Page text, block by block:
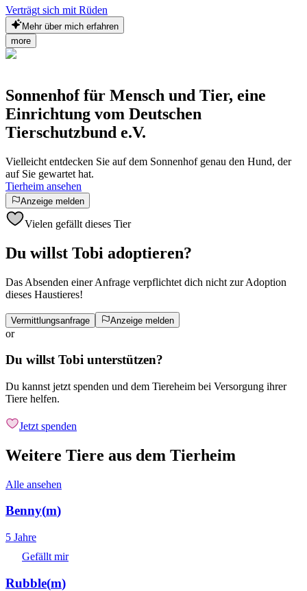
Verträgt sich mit Rüden
Mehr über mich erfahren
more
Sonnenhof für Mensch und Tier, eine
Einrichtung vom Deutschen
Tierschutzbund e.V.
Vielleicht entdecken Sie auf dem Sonnenhof genau den Hund, der
auf Sie gewartet hat.
Tierheim ansehen
Anzeige melden
Vielen gefällt dieses Tier
Du willst Tobi adoptieren?
Das Absenden einer Anfrage verpflichtet dich nicht zur Adoption
dieses Haustieres!
Vermittlungsanfrage Anzeige melden
or
Du willst Tobi unterstützen?
Du kannst jetzt spenden und dem Tiereheim bei Versorgung ihrer
Tiere helfen.
Jetzt spenden
Weitere Tiere aus dem Tierheim
Alle ansehen
Benny(m)
5 Jahre
Gefällt mir
Rubble(m)